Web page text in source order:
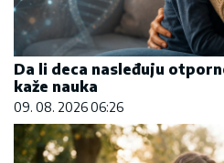
Da li deca nasleđuju
kaže nauka
09. 08. 2026 06:26